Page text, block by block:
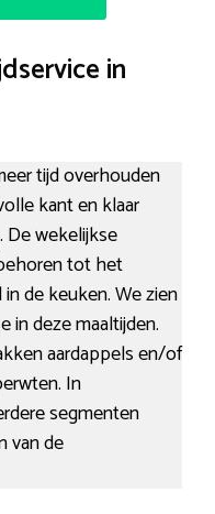
in
tijd overhouden
kant en klaar
De wekelijkse
tot het
de keuken. We zien
in deze maaltijden.
aardappels en/of
In
segmenten
van de